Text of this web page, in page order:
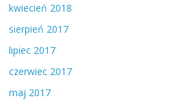
kwiecień 2018
sierpień 2017
lipiec 2017
czerwiec 2017
maj 2017